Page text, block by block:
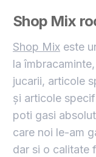
Shop Mix
Shop Mix este
la
jucarii, articole
și articole
poti gasi
care noi le-am
dar si o calitate